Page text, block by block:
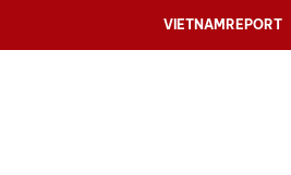
VIETNAMREPORT